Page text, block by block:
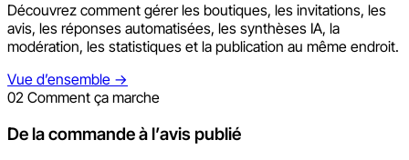
Découvrez comment gérer les boutiques, les invitations, les
avis, les réponses automatisées, les synthèses IA, la
modération, les statistiques et la publication au même endroit.
Vue d’ensemble →
02 Comment ça marche
De la commande à l’avis publié